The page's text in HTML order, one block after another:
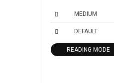
MEDIUM
DEFAULT
READING MODE